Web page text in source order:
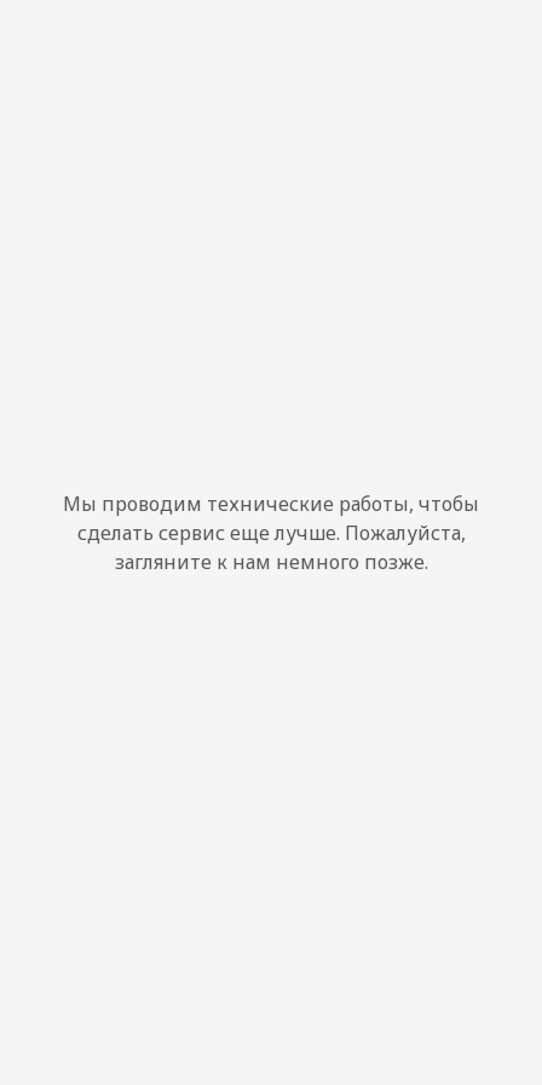
Мы проводим технические работы, чтобы
сделать сервис еще лучше. Пожалуйста,
загляните к нам немного позже.